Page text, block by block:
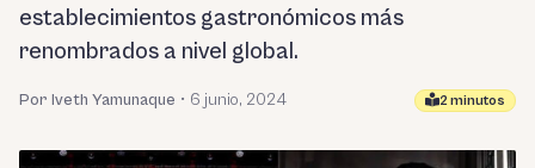
establecimientos gastronómicos más
renombrados a nivel global.
Por Iveth Yamunaque • 6 junio, 2024 2 minutos